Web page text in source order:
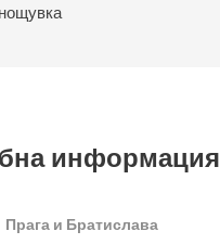
информация
Прага и Братислава